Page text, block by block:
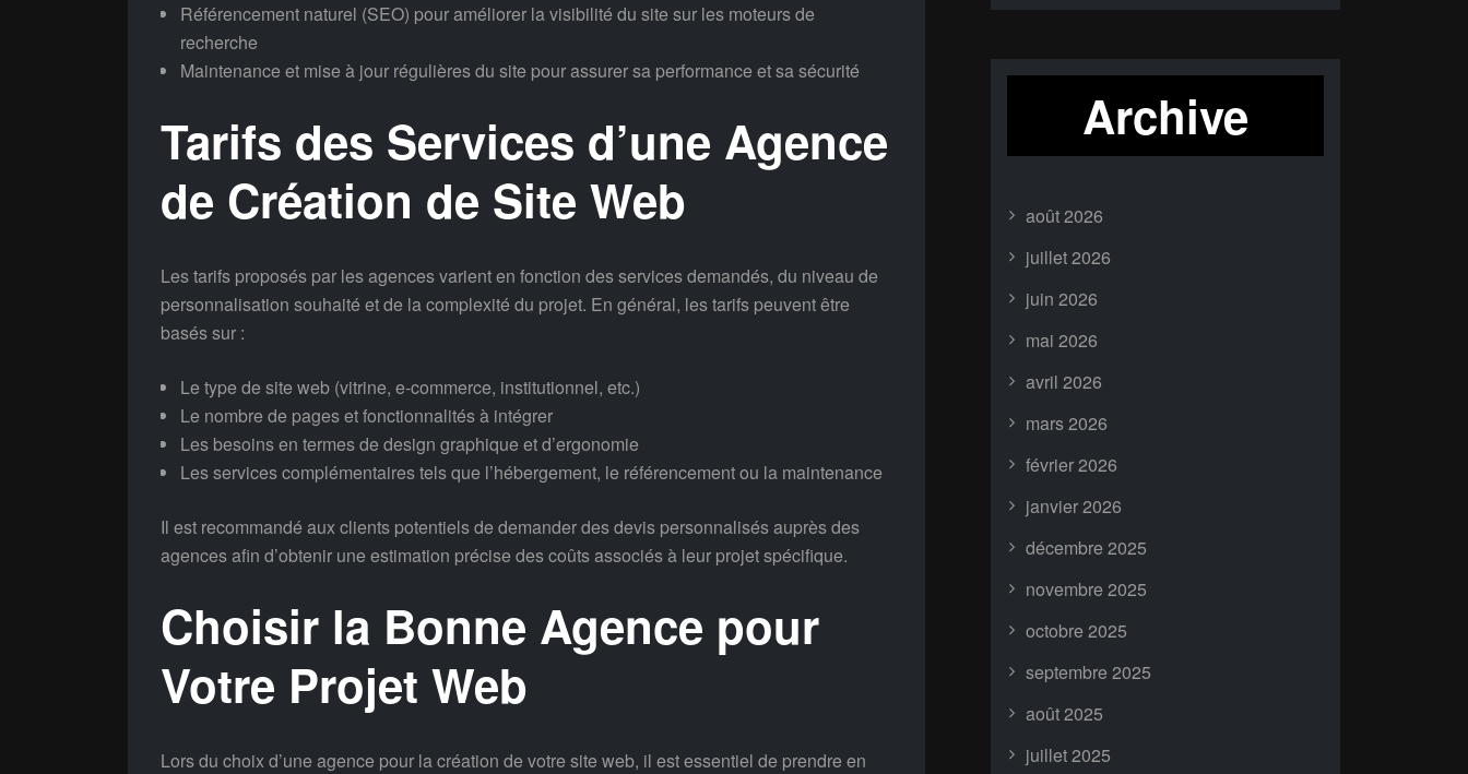
Référencement naturel (SEO) pour améliorer la visibilité du site sur les moteurs de
recherche
Maintenance et mise à jour régulières du site pour assurer sa performance et sa sécurité
Tarifs des Services d’une Agence
de Création de Site Web
Les tarifs proposés par les agences varient en fonction des services demandés, du niveau de
personnalisation souhaité et de la complexité du projet. En général, les tarifs peuvent être
basés sur :
Le type de site web (vitrine, e-commerce, institutionnel, etc.)
Le nombre de pages et fonctionnalités à intégrer
Les besoins en termes de design graphique et d’ergonomie
Les services complémentaires tels que l’hébergement, le référencement ou la maintenance
Il est recommandé aux clients potentiels de demander des devis personnalisés auprès des
agences afin d’obtenir une estimation précise des coûts associés à leur projet spécifique.
Choisir la Bonne Agence pour
Votre Projet Web
Lors du choix d’une agence pour la création de votre site web, il est essentiel de prendre en
Archive
août 2026
juillet 2026
juin 2026
mai 2026
avril 2026
mars 2026
février 2026
janvier 2026
décembre 2025
novembre 2025
octobre 2025
septembre 2025
août 2025
juillet 2025